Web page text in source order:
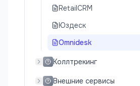
RetailCRM
Юздеск
Omnidesk
Коллтрекинг
Внешние сервисы